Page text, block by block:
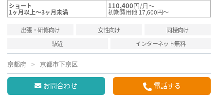
ショート
1ヶ月以上～3ヶ月未満
110,400円/月～
初期費用他 17,600円～
出張・研修向け 女性向け
同棲向け
駅近
インターネット無料
京都府 京都市下京区
お問合わせ 電話する